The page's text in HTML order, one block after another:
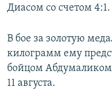
Диасом со счетом 4:1.
В бое за золотую
килограмм ему
бойцом
11 августа.